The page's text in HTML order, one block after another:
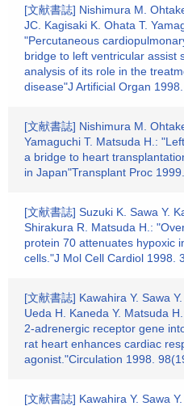
[文献書誌] Nishimura M.
JC. Kagisaki K. Ohata T.
"Percutaneous
bridge to left ventricular assist
analysis of its role in the
disease"J Artificial Organ
[文献書誌] Nishimura M.
Yamaguchi T. Matsuda H.:
a bridge to heart
in Japan"Transplant Proc
[文献書誌] Suzuki K. Sawa Y.
Shirakura R. Matsuda H.:
protein 70 attenuates hypoxic
cells."J Mol Cell Cardiol 1998.
[文献書誌] Kawahira Y. Sawa
Ueda H. Kaneda Y. Matsuda
2-adrenergic receptor gene
rat heart enhances cardiac
agonist."Circulation 1998.
[文献書誌] Kawahira Y. Sawa